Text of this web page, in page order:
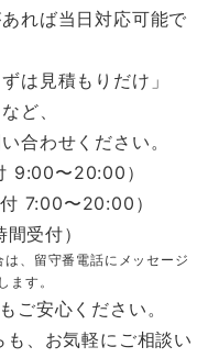
れば当日対応可能で
は見積もりだけ」
ど、
合わせください。
9:00〜20:00）
7:00〜20:00）
受付）
、留守番電話にメッセージ
ます。
ご安心ください。
、お気軽にご相談い